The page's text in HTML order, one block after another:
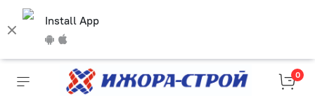
Install App
0